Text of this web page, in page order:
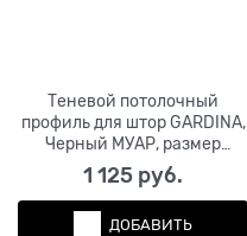
Теневой потолочный
профиль для штор GARDINA,
Черный МУАР, размер
(50*14*3000мм),
бегунки+заглушки в
комплекте
1 125 руб.
ДОБАВИТЬ